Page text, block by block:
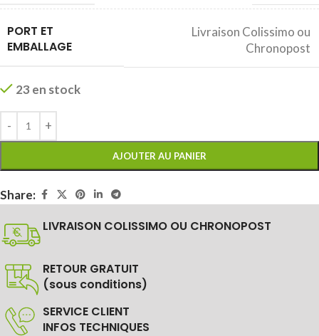
PORT ET
EMBALLAGE
Livraison Colissimo ou
Chronopost
23 en stock
AJOUTER AU PANIER
Share:
LIVRAISON COLISSIMO OU CHRONOPOST
RETOUR GRATUIT
(sous conditions)
SERVICE CLIENT
INFOS TECHNIQUES